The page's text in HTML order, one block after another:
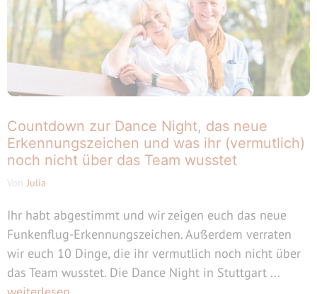
Countdown zur Dance Night, das neue
Erkennungszeichen und was ihr (vermutlich)
noch nicht über das Team wusstet
Von Julia
Ihr habt abgestimmt und wir zeigen euch das neue
Funkenflug-Erkennungszeichen. Außerdem verraten
wir euch 10 Dinge, die ihr vermutlich noch nicht über
das Team wusstet. Die Dance Night in Stuttgart ...